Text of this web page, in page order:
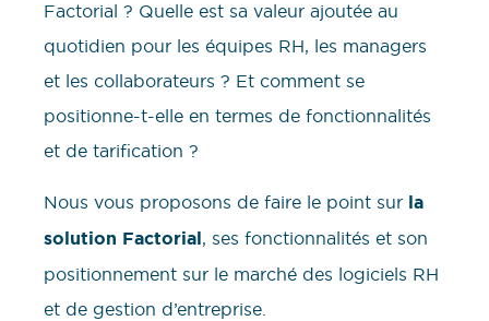
Factorial ? Quelle est sa valeur ajoutée au
quotidien pour les équipes RH, les managers
et les collaborateurs ? Et comment se
positionne-t-elle en termes de fonctionnalités
et de tarification ?
Nous vous proposons de faire le point sur la
solution Factorial, ses fonctionnalités et son
positionnement sur le marché des logiciels RH
et de gestion d’entreprise.